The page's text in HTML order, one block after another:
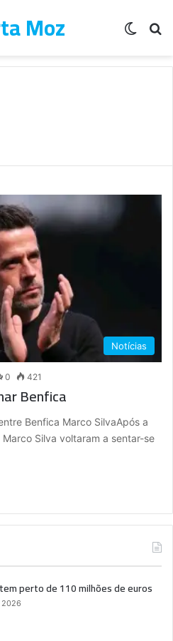
Moz
Notícias
0 421
Benfica
Benfica Marco SilvaApós a
Silva voltaram a sentar-se
perto de 110 milhões de euros
2026